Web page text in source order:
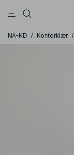
NA-KD / Kontorklær /